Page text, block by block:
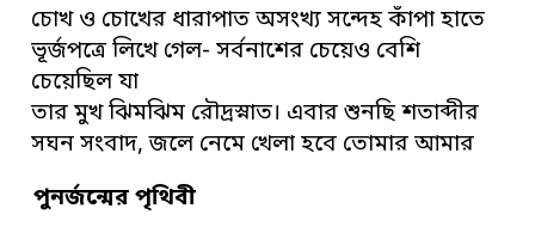
চোখ ও চোখের ধারাপাত অসংখ্য সন্দেহ কাঁপা হাতে
ভূর্জপত্রে লিখে গেল- সর্বনাশের চেয়েও বেশি
চেয়েছিল যা
তার মুখ ঝিমঝিম রৌদ্রস্নাত। এবার শুনছি শতাব্দীর
সঘন সংবাদ, জলে নেমে খেলা হবে তোমার আমার
পুনর্জন্মের পৃথিবী